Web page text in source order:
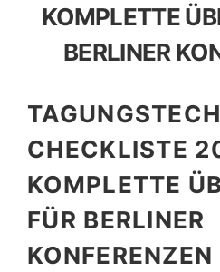
KOMPLETTE
BERLINER
CHECKLISTE
KOMPLETTE
FÜR BERLINER
KONFERENZEN